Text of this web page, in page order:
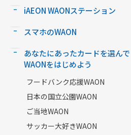
iAEON WAONステーション
スマホのWAON
あなたにあったカードを選んで
WAONをはじめよう
フードバンク応援WAON
日本の国立公園WAON
ご当地WAON
サッカー大好きWAON